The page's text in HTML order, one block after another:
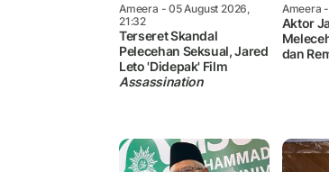
Ameera - 05 August 2026,
21:32
Terseret Skandal
Pelecehan Seksual, Jared
Leto 'Didepak' Film
Assassination
Ameera
Aktor
dan